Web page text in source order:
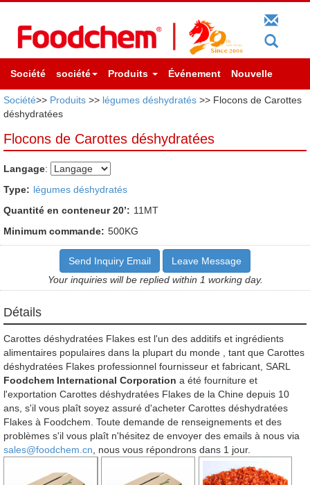
Société société Produits Événement Nouvelle
Société>> Produits >> légumes déshydratés >> Flocons de Carottes
déshydratées
Flocons de Carottes déshydratées
Langage:
Type: légumes déshydratés
Quantité en conteneur 20’: 11MT
Minimum commande: 500KG
Send Inquiry Email
Leave Message
Your inquiries will be replied within 1 working day.
Détails
Carottes déshydratées Flakes est l'un des additifs et ingrédients
alimentaires populaires dans la plupart du monde , tant que Carottes
déshydratées Flakes professionnel fournisseur et fabricant, SARL
Foodchem International Corporation a été fourniture et
l'exportation Carottes déshydratées Flakes de la Chine depuis 10
ans, s'il vous plaît soyez assuré d'acheter Carottes déshydratées
Flakes à Foodchem. Toute demande de renseignements et des
problèmes s'il vous plaît n'hésitez de envoyer des emails à nous via
sales@foodchem.cn , nous vous répondrons dans 1 jour.